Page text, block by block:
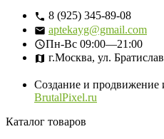
8 (925) 345-89-08
aptekayg@gmail.com
Пн-Вс 09:00—21:00
г.Москва, ул.
Создание и продвижение
BrutalPixel.ru
Каталог товаров